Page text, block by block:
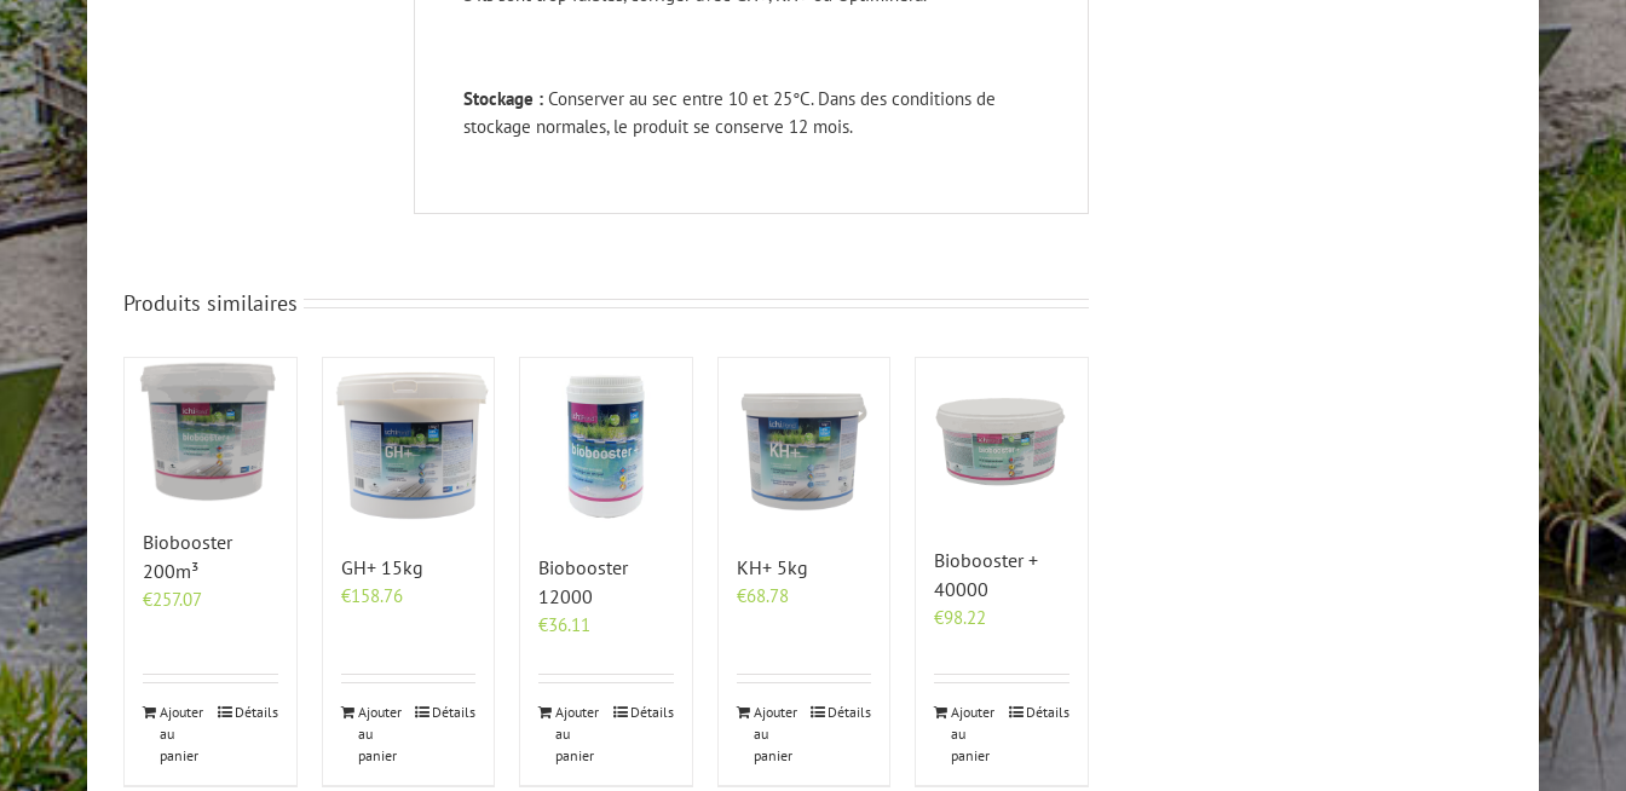
Stockage : Conserver au sec entre 10 et 25°C. Dans des conditions de
stockage normales, le produit se conserve 12 mois.
Produits similaires
Biobooster
200m³
€257.07
Ajouter
au
panier
Détails
GH+ 15kg
€158.76
Ajouter
au
panier
Détails
Biobooster
12000
€36.11
Ajouter
au
panier
Détails
KH+ 5kg
€68.78
Ajouter
au
panier
Détails
Biobooster +
40000
€98.22
Ajouter
au
panier
Détails